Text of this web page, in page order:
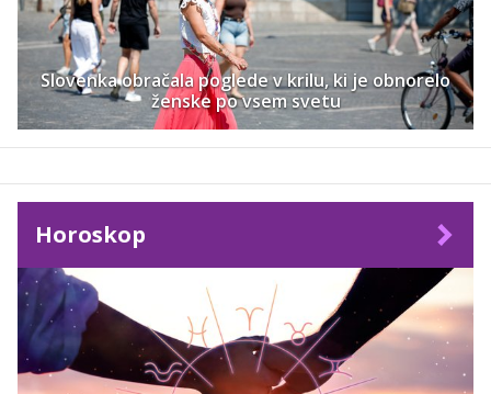
Slovenka obračala poglede v krilu, ki je obnorelo
ženske po vsem svetu
Horoskop